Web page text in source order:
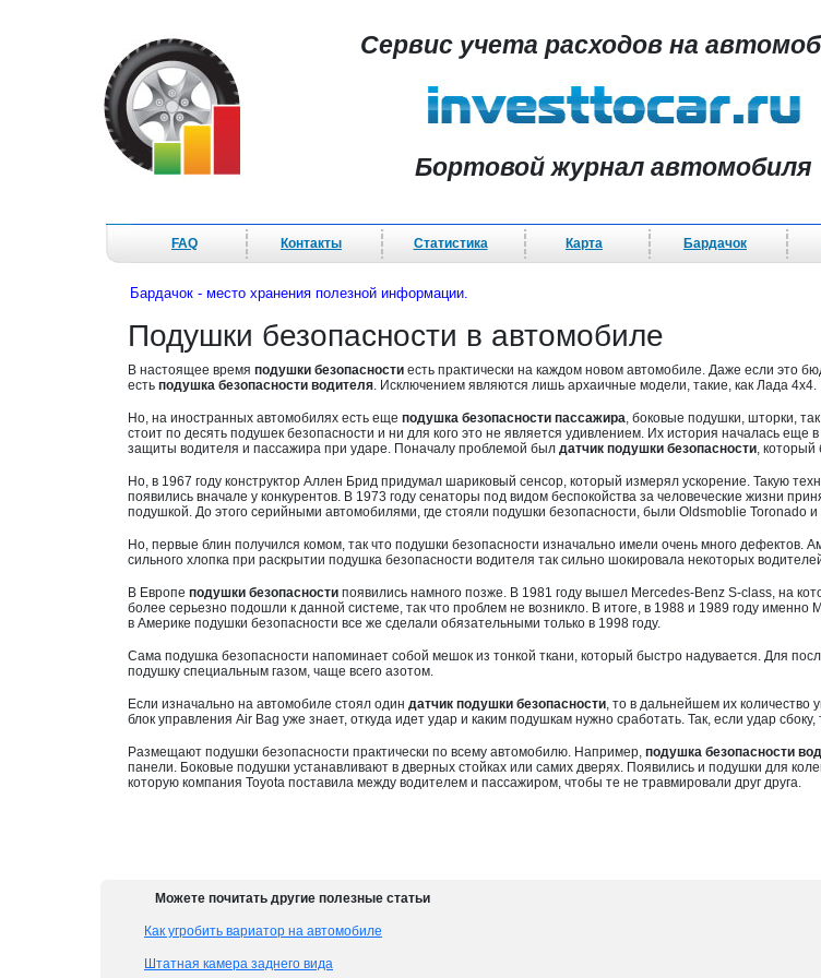
Сервис учета расходов на
Бортовой журнал автомобиля
FAQ Контакты Статистика Карта Бардачок
Бардачок - место хранения полезной информации.
Подушки безопасности в автомобиле
В настоящее время подушки безопасности есть практически на каждом новом автомобиле. Даже если это
есть подушка безопасности водителя. Исключением являются лишь архаичные модели, такие, как Лада 4х4.
Но, на иностранных автомобилях есть еще подушка безопасности пассажира, боковые подушки, шторки,
стоит по десять подушек безопасности и ни для кого это не является удивлением. Их история началась
защиты водителя и пассажира при ударе. Поначалу проблемой был датчик подушки безопасности, который
Но, в 1967 году конструктор Аллен Брид придумал шариковый сенсор, который измерял ускорение. Такую
появились вначале у конкурентов. В 1973 году сенаторы под видом беспокойства за человеческие жизни
подушкой. До этого серийными автомобилями, где стояли подушки безопасности, были Oldsmoblie Toronado и
Но, первые блин получился комом, так что подушки безопасности изначально имели очень много дефектов.
сильного хлопка при раскрытии подушка безопасности водителя так сильно шокировала некоторых
В Европе подушки безопасности появились намного позже. В 1981 году вышел Mercedes-Benz S-class, на
более серьезно подошли к данной системе, так что проблем не возникло. В итоге, в 1988 и 1989 году
в Америке подушки безопасности все же сделали обязательными только в 1998 году.
Сама подушка безопасности напоминает собой мешок из тонкой ткани, который быстро надувается. Для
подушку специальным газом, чаще всего азотом.
Если изначально на автомобиле стоял один датчик подушки безопасности, то в дальнейшем их количество
блок управления Air Bag уже знает, откуда идет удар и каким подушкам нужно сработать. Так, если удар
Размещают подушки безопасности практически по всему автомобилю. Например, подушка безопасности
панели. Боковые подушки устанавливают в дверных стойках или самих дверях. Появились и подушки для
которую компания Toyota поставила между водителем и пассажиром, чтобы те не травмировали друг друга.
Можете почитать другие полезные статьи
Как угробить вариатор на автомобиле
Штатная камера заднего вида